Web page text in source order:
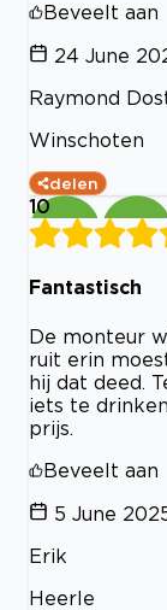
Beveelt aan
24 June
Raymond
Winschoten
delen
10
Fantastisch
De monteur
ruit erin
hij dat deed.
iets te
prijs.
Beveelt aan
5 June
Erik
Heerle